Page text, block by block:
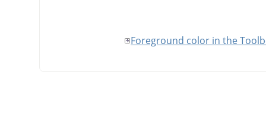
Foreground color in the